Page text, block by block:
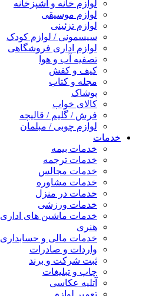
لوازم خانه و آشپزخانه
لوازم موسیقی
لوازم تزئینی
سیسمونی / لوازم کودک
لوازم اداری فروشگاهی
تصفیه آب و هوا
کیف و کفش
مجله و کتاب
پوشاک
کالای خواب
فرش / گلیم / قالیچه
لوازم چوبی / مبلمان
خدمات
خدمات بیمه
خدمات ترجمه
خدمات مجالس
خدمات مشاوره
خدمات در منزل
خدمات ورزشی
خدمات ماشین های اداری
هنری
خدمات مالی و حسابداری
واردات و صادرات
ثبت شرکت و برند
چاپ و تبلیغات
آتلیه عکاسی